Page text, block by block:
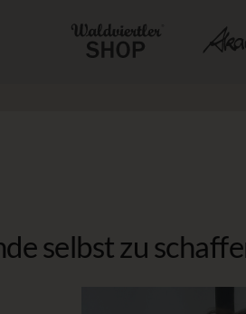
selbst zu